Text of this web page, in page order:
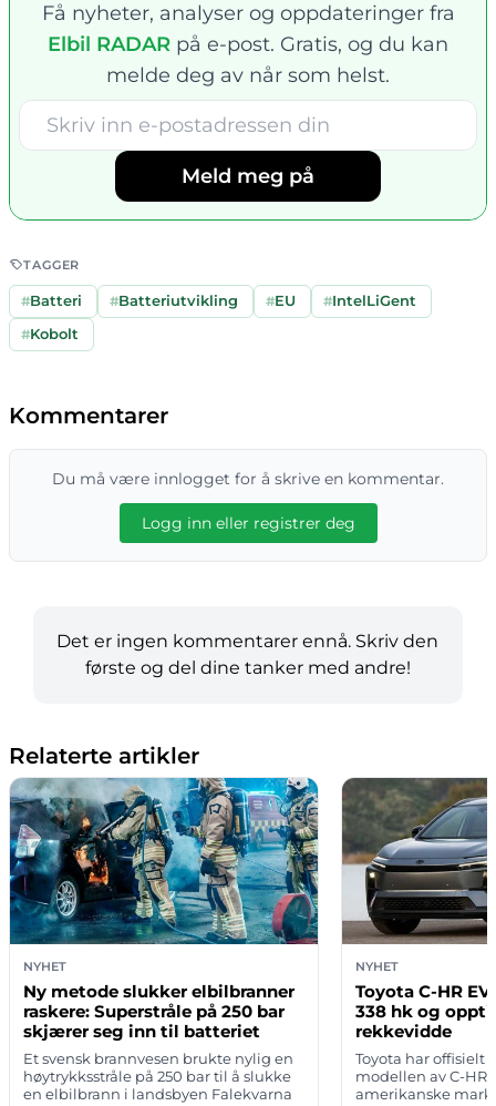
Få nyheter, analyser og oppdateringer fra
Elbil RADAR på e-post. Gratis, og du kan
melde deg av når som helst.
Meld meg på
TAGGER
#Batteri #Batteriutvikling #EU #IntelLiGent
#Kobolt
Kommentarer
Du må være innlogget for å skrive en kommentar.
Logg inn eller registrer deg
Det er ingen kommentarer ennå. Skriv den
første og del dine tanker med andre!
Relaterte artikler
NYHET
Ny metode slukker elbilbranner
raskere: Superstråle på 250 bar
skjærer seg inn til batteriet
Et svensk brannvesen brukte nylig en
høytrykksstråle på 250 bar til å slukke
en elbilbrann i landsbyen Falekvarna
NYHET
Toyota C-HR
338 hk og
rekkevidde
Toyota har offisielt
modellen av C-HR
amerikanske